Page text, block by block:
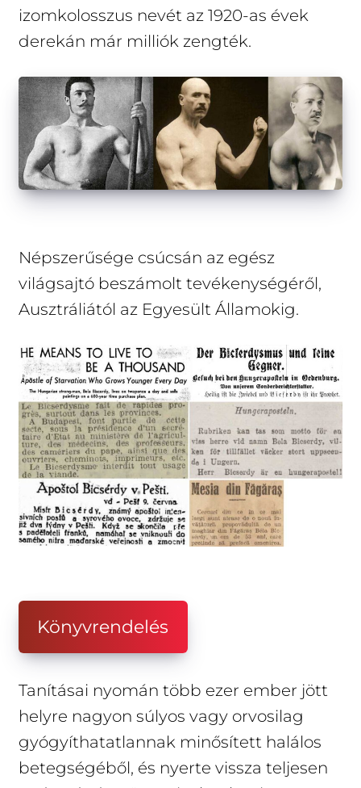
izomkolosszus nevét az 1920-as évek
derekán már milliók zengték.
Népszerűsége csúcsán az egész
világsajtó beszámolt tevékenységéről,
Ausztráliától az Egyesült Államokig.
Könyvrendelés
Tanításai nyomán több ezer ember jött
helyre nagyon súlyos vagy orvosilag
gyógyíthatatlannak minősített halálos
betegségéből, és nyerte vissza teljesen